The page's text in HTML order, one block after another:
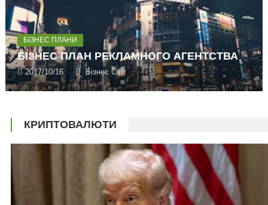
БІЗНЕС ПЛАНИ
БІЗНЕС ПЛАН РЕКЛАМНОГО АГЕНТСТВА
2017/10/16 Бізнес Світ
КРИПТОВАЛЮТИ